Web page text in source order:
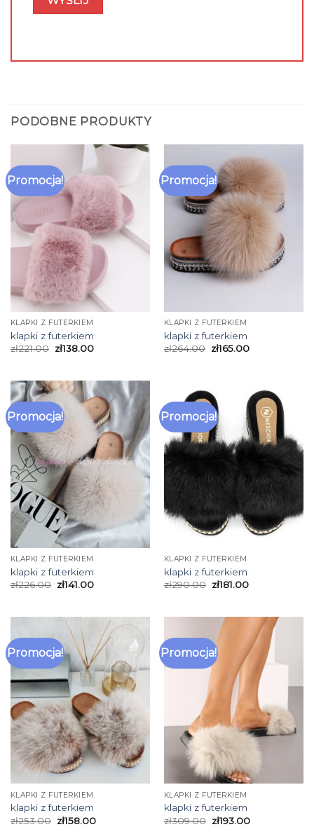
PODOBNE PRODUKTY
Promocja!
KLAPKI Z FUTERKIEM
klapki z futerkiem
zł221.00 zł138.00
Promocja!
KLAPKI Z FUTERKIEM
klapki z futerkiem
zł264.00 zł165.00
Promocja!
KLAPKI Z FUTERKIEM
klapki z futerkiem
zł226.00 zł141.00
Promocja!
KLAPKI Z FUTERKIEM
klapki z futerkiem
zł290.00 zł181.00
Promocja!
KLAPKI Z FUTERKIEM
klapki z futerkiem
zł253.00 zł158.00
Promocja!
KLAPKI Z FUTERKIEM
klapki z futerkiem
zł309.00 zł193.00